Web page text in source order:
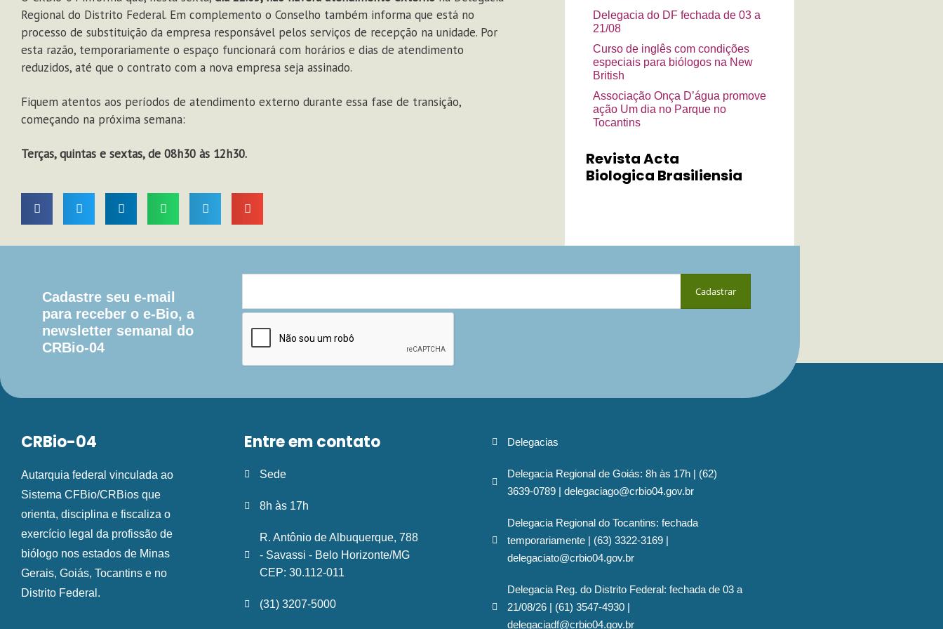
Regional do Distrito Federal. Em complemento o Conselho também informa que está no
processo de substituição da empresa responsável pelos serviços de recepção na unidade. Por
esta razão, temporariamente o espaço funcionará com horários e dias de atendimento
reduzidos, até que o contrato com a nova empresa seja assinado.
Fiquem atentos aos períodos de atendimento externo durante essa fase de transição,
começando na próxima semana:
Terças, quintas e sextas, de 08h30 às 12h30.
Delegacia do DF fechada de 03 a
21/08
Curso de inglês com condições
especiais para biólogos na New
British
Associação Onça D’água promove
ação Um dia no Parque no
Tocantins
Revista Acta
Biologica Brasiliensia
Cadastre seu e-mail
para receber o e-Bio, a
newsletter semanal do
CRBio-04
CRBio-04
Autarquia federal vinculada ao
Sistema CFBio/CRBios que
orienta, disciplina e fiscaliza o
exercício legal da profissão de
biólogo nos estados de Minas
Gerais, Goiás, Tocantins e no
Distrito Federal.
Entre em contato
Sede
8h às 17h
R. Antônio de Albuquerque, 788
- Savassi - Belo Horizonte/MG
CEP: 30.112-011
(31) 3207-5000
Delegacias
Delegacia Regional de Goiás: 8h às 17h | (62)
3639-0789 | delegaciago@crbio04.gov.br
Delegacia Regional do Tocantins: fechada
temporariamente | (63) 3322-3169 |
delegaciato@crbio04.gov.br
Delegacia Reg. do Distrito Federal: fechada de 03 a
21/08/26 | (61) 3547-4930 |
delegaciadf@crbio04.gov.br